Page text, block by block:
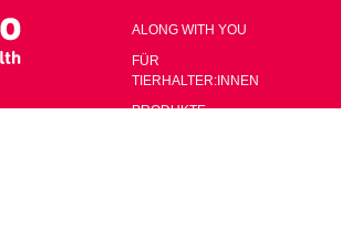
ALONG WITH YOU
FÜR
TIERHALTER:INNEN
PRODUKTE